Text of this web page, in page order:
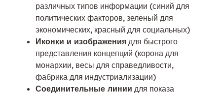
различных типов информации (синий для
политических факторов, зеленый для
экономических, красный для социальных)
Иконки и изображения для быстрого
представления концепций (корона для
монархии, весы для справедливости,
фабрика для индустриализации)
Соединительные линии для показа